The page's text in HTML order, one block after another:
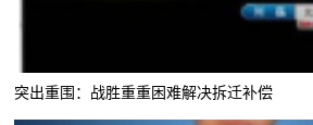
突出重围：战胜重重困难解决拆迁补偿